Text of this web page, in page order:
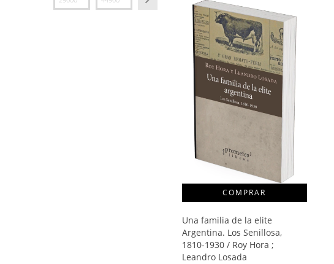
Una familia de la elite
Argentina. Los Senillosa,
1810-1930 / Roy Hora ;
Leandro Losada